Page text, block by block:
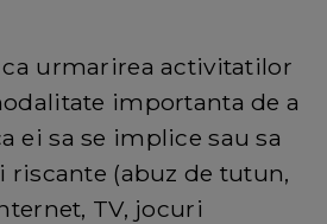
ca urmarirea activitatilor
importanta de a
ei sa se implice sau sa
(abuz de tutun,
TV, jocuri